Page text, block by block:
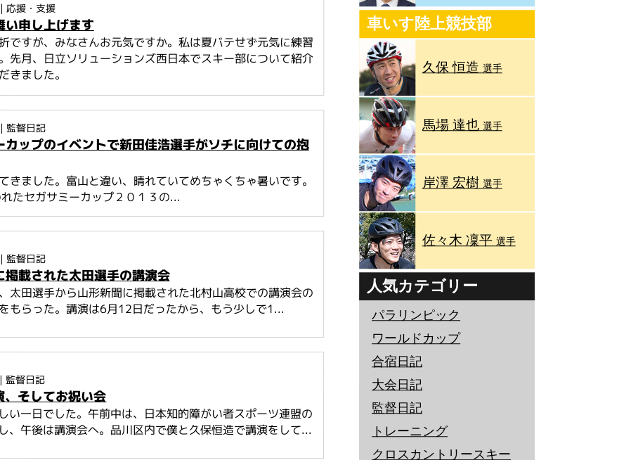
| 応援・支援
い申し上げます
ですが、みなさんお元気ですか。私は夏バテせず元気に練習
先月、日立ソリューションズ西日本でスキー部について紹介
きました。
| 監督日記
カップのイベントで新田佳浩選手がソチに向けての抱
きました。富山と違い、晴れていてめちゃくちゃ暑いです。
たセガサミーカップ２０１３の...
| 監督日記
掲載された太田選手の講演会
太田選手から山形新聞に掲載された北村山高校での講演会の
もらった。講演は6月12日だったから、もう少しで1...
| 監督日記
、そしてお祝い会
い一日でした。午前中は、日本知的障がい者スポーツ連盟の
、午後は講演会へ。品川区内で僕と久保恒造で講演をして...
車いす陸上競技部
久保 恒造 選手
馬場 達也 選手
岸澤 宏樹 選手
佐々木 凜平 選手
人気カテゴリー
パラリンピック
ワールドカップ
合宿日記
大会日記
監督日記
トレーニング
クロスカントリースキー